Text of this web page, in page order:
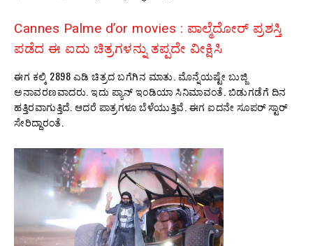
Cannes Palme d’or movies : ಪಾಲ್ಮೆದೋರ್‌ ಪ್ರಶಸ್ತಿ
ಪಡೆದ ಈ ಐದು ಚಿತ್ರಗಳನ್ನು ತಪ್ಪದೇ ವೀಕ್ಷಿಸಿ
ಈಗ ಕಲ್ಕಿ 2898 ಎಡಿ ಚಿತ್ರದ ಬಗೆಗಿನ ಮಾತು. ಮೊನ್ನೆಯಷ್ಟೇ ಬುಜ್ಜಿ
ಅನಾವರಣವಾದರು. ಇದು ಪ್ಯಾನ್‌ ಇಂಡಿಯಾ ಸಿನಿಮಾವಂತೆ. ಬಿಡುಗಡೆಗೆ ದಿನ
ಹತ್ತಿರವಾಗುತ್ತಿದೆ. ಆದರೆ ಪಾತ್ರಗಳೂ ಬೆಳೆಯುತ್ತಿವೆ. ಈಗ ಐದನೇ ಸೂಪರ್‌ ಸ್ಟಾರ್‌
ಸೇರಿದ್ದಾರಂತೆ.